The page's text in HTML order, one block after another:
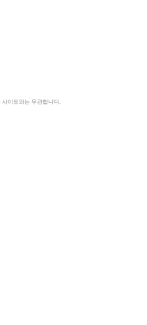
이트와는 무관합니다.